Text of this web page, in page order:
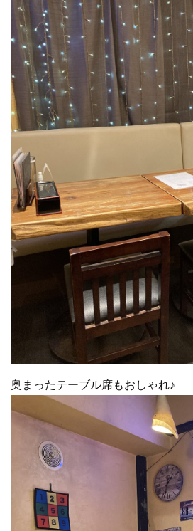
奥まったテーブル席もおしゃれ♪